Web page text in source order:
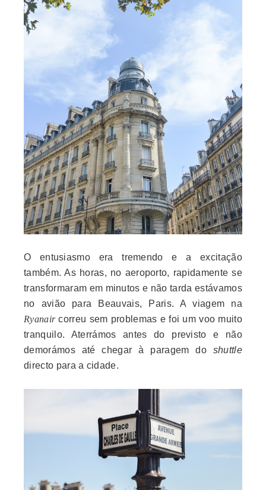
O entusiasmo era tremendo e a excitação
também. As horas, no aeroporto, rapidamente se
transformaram em minutos e não tarda estávamos
no avião para Beauvais, Paris. A viagem na
Ryanaircorreu sem problemas e foi um voo muito
tranquilo. Aterrámos antes do previsto e não
demorámos até chegar à paragem do shuttle
directo para a cidade.